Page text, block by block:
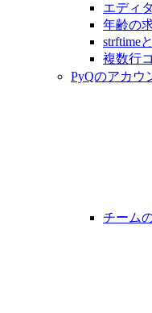
エディ
年齢の
strftime
複数行
PyQのアカウ
チーム